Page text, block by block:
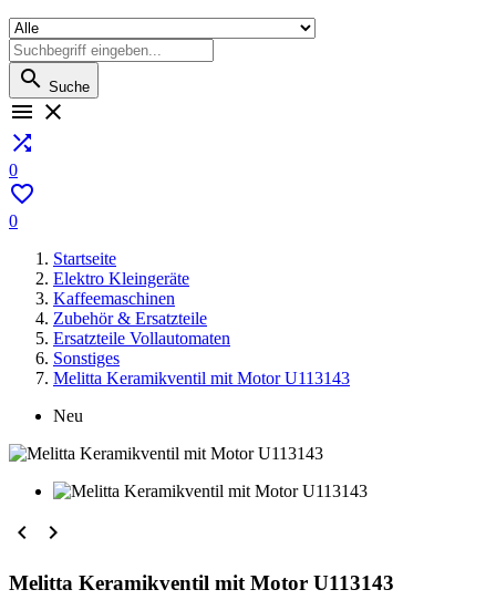
 Suche
 

0

0
Startseite
Elektro Kleingeräte
Kaffeemaschinen
Zubehör & Ersatzteile
Ersatzteile Vollautomaten
Sonstiges
Melitta Keramikventil mit Motor U113143
Neu
 
Melitta Keramikventil mit Motor U113143